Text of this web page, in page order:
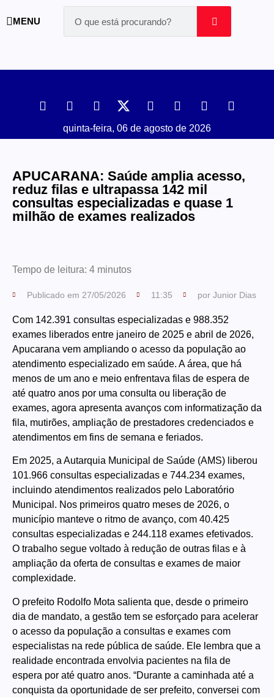
MENU
quinta-feira, 06 de agosto de 2026
APUCARANA: Saúde amplia acesso,
reduz filas e ultrapassa 142 mil
consultas especializadas e quase 1
milhão de exames realizados
Tempo de leitura: 4 minutos
Publicado em 27/05/2026 11:35 por Junior Dias
Com 142.391 consultas especializadas e 988.352
exames liberados entre janeiro de 2025 e abril de 2026,
Apucarana vem ampliando o acesso da população ao
atendimento especializado em saúde. A área, que há
menos de um ano e meio enfrentava filas de espera de
até quatro anos por uma consulta ou liberação de
exames, agora apresenta avanços com informatização da
fila, mutirões, ampliação de prestadores credenciados e
atendimentos em fins de semana e feriados.
Em 2025, a Autarquia Municipal de Saúde (AMS) liberou
101.966 consultas especializadas e 744.234 exames,
incluindo atendimentos realizados pelo Laboratório
Municipal. Nos primeiros quatro meses de 2026, o
município manteve o ritmo de avanço, com 40.425
consultas especializadas e 244.118 exames efetivados.
O trabalho segue voltado à redução de outras filas e à
ampliação da oferta de consultas e exames de maior
complexidade.
O prefeito Rodolfo Mota salienta que, desde o primeiro
dia de mandato, a gestão tem se esforçado para acelerar
o acesso da população a consultas e exames com
especialistas na rede pública de saúde. Ele lembra que a
realidade encontrada envolvia pacientes na fila de
espera por até quatro anos. “Durante a caminhada até a
conquista da oportunidade de ser prefeito, conversei com